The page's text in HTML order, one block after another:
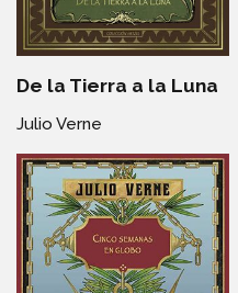
De la Tierra a la Luna
Julio Verne